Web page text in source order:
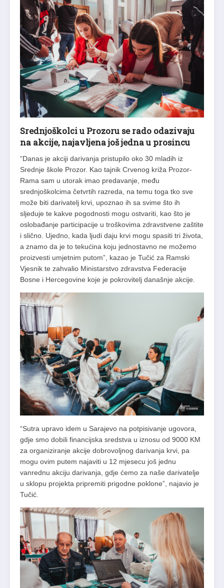
Srednjoškolci u Prozoru se rado odazivaju
na akcije, najavljena još jedna u prosincu
“Danas je akciji darivanja pristupilo oko 30 mladih iz
Srednje škole Prozor. Kao tajnik Crvenog križa Prozor-
Rama sam u utorak imao predavanje, među
srednjoškolcima četvrtih razreda, na temu toga tko sve
može biti darivatelj krvi, upoznao ih sa svime što ih
sljeduje te kakve pogodnosti mogu ostvariti, kao što je
oslobađanje participacije u troškovima zdravstvene zaštite
i slično. Ujedno, kada ljudi daju krvi mogu spasiti tri života,
a znamo da je to tekućina koju jednostavno ne možemo
proizvesti umjetnim putom”, kazao je Tučić za Ramski
Vjesnik te zahvalio Ministarstvo zdravstva Federacije
Bosne i Hercegovine koje je pokrovitelj današnje akcije.
“Sutra upravo idem u Sarajevo na potpisivanje ugovora,
gdje smo dobili financijska sredstva u iznosu od 9000 KM
za organiziranje akcije dobrovoljnog darivanja krvi, pa
mogu ovim putem najaviti u 12 mjesecu još jednu
vanrednu akciju darivanja, gdje ćemo za naše darivatelje
u sklopu projekta pripremiti prigodne poklone”, najavio je
Tučić.